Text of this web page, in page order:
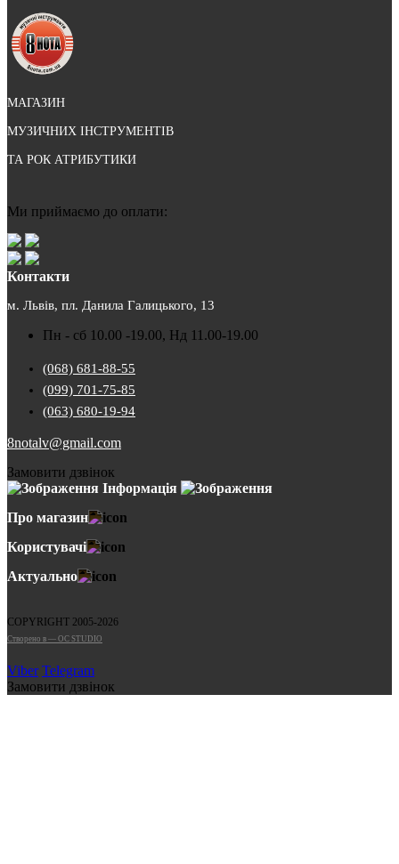
МАГАЗИН
МУЗИЧНИХ ІНСТРУМЕНТІВ
ТА РОК АТРИБУТИКИ
Ми приймаємо до оплати:
Контакти
м. Львів, пл. Данила Галицького, 13
Пн - сб 10.00 -19.00, Нд 11.00-19.00
(068) 681-88-55
(099) 701-75-85
(063) 680-19-94
8notalv@gmail.com
Замовити дзвінок
Інформація
Про магазин
Користувачі
Актуально
COPYRIGHT 2005-2026
Cтворено в — OC STUDIO
Viber Telegram
Замовити дзвінок